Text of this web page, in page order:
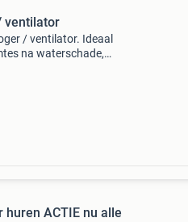
ventilator
/ ventilator. Ideaal
na waterschade,
huren ACTIE nu alle